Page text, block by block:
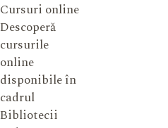
Cursuri online
Descoperă
cursurile
online
disponibile în
cadrul
Bibliotecii